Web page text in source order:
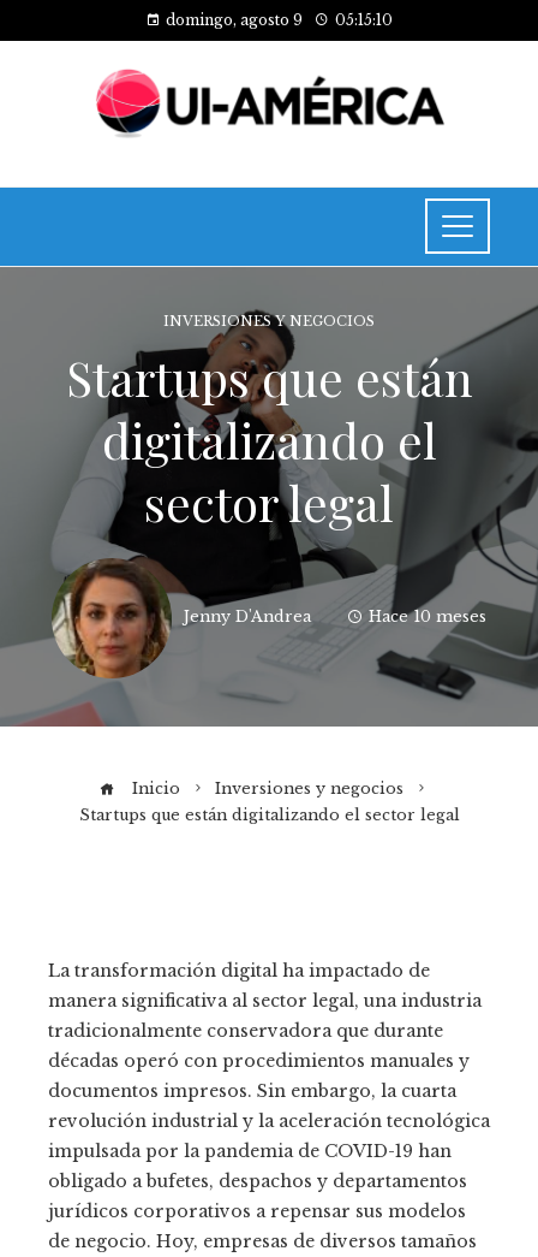
domingo, agosto 9 05:15:11
INVERSIONES Y NEGOCIOS
Startups que están
digitalizando el
sector legal
Jenny D'Andrea Hace 10 meses
Inicio
Inversiones y negocios
Startups que están digitalizando el sector legal
La transformación digital ha impactado de
manera significativa al sector legal, una industria
tradicionalmente conservadora que durante
décadas operó con procedimientos manuales y
documentos impresos. Sin embargo, la cuarta
revolución industrial y la aceleración tecnológica
impulsada por la pandemia de COVID-19 han
obligado a bufetes, despachos y departamentos
jurídicos corporativos a repensar sus modelos
de negocio. Hoy, empresas de diversos tamaños